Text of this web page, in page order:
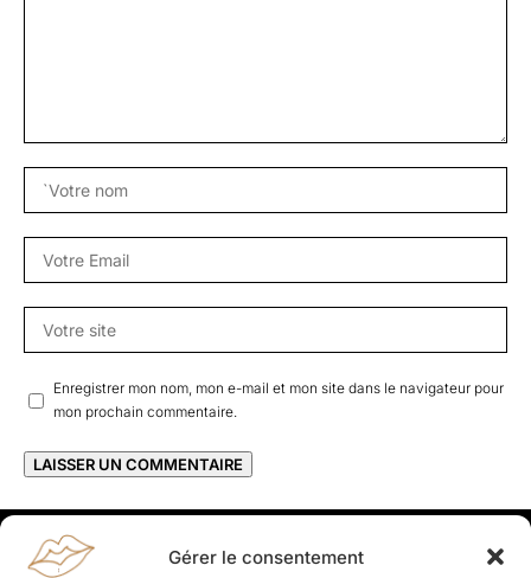
Gérer le consentement
Enregistrer mon nom, mon e-mail et mon site dans le navigateur pour
mon prochain commentaire.